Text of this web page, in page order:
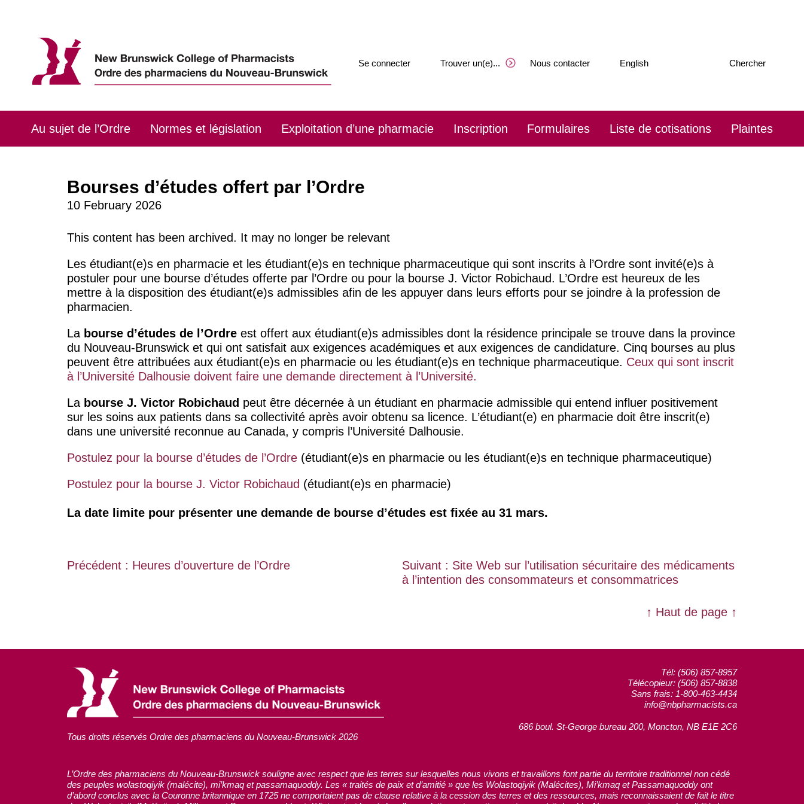
content
Se connecter Trouver un(e)... Nous contacter English
Passez
afficher
barre
de
Chercher
Au sujet de l’Ordre Normes et législation Exploitation d’une pharmacie Inscription Formulaires Liste de cotisations Plaintes
Bourses d’études offert par l’Ordre
10 February 2026
This content has been archived. It may no longer be relevant
Les étudiant(e)s en pharmacie et les étudiant(e)s en technique pharmaceutique qui sont inscrits à l’Ordre sont invité(e)s à
postuler pour une bourse d’études offerte par l’Ordre ou pour la bourse J. Victor Robichaud. L’Ordre est heureux de les
mettre à la disposition des étudiant(e)s admissibles afin de les appuyer dans leurs efforts pour se joindre à la profession de
pharmacien.
La bourse d’études de l’Ordre est offert aux étudiant(e)s admissibles dont la résidence principale se trouve dans la province
du Nouveau-Brunswick et qui ont satisfait aux exigences académiques et aux exigences de candidature. Cinq bourses au plus
peuvent être attribuées aux étudiant(e)s en pharmacie ou les étudiant(e)s en technique pharmaceutique. Ceux qui sont inscrit
à l’Université Dalhousie doivent faire une demande directement à l’Université.
La bourse J. Victor Robichaud peut être décernée à un étudiant en pharmacie admissible qui entend influer positivement
sur les soins aux patients dans sa collectivité après avoir obtenu sa licence. L’étudiant(e) en pharmacie doit être inscrit(e)
dans une université reconnue au Canada, y compris l’Université Dalhousie.
Postulez pour la bourse d’études de l’Ordre(étudiant(e)s en pharmacie ou les étudiant(e)s en technique pharmaceutique)
Postulez pour la bourse J. Victor Robichaud (étudiant(e)s en pharmacie)
La date limite pour présenter une demande de bourse d’études est fixée au 31 mars.
Post
Précédent : Heures d’ouverture de l’Ordre Suivant : Site Web sur l’utilisation sécuritaire des médicaments
à l’intention des consommateurs et consommatrices
↑ Haut de page ↑
Tous droits réservés Ordre des pharmaciens du Nouveau-Brunswick 2026
Tél: (506) 857-8957
Télécopieur: (506) 857-8838
Sans frais: 1-800-463-4434
info@nbpharmacists.ca
686 boul. St-George bureau 200, Moncton, NB E1E 2C6
L’Ordre des pharmaciens du Nouveau-Brunswick souligne avec respect que les terres sur lesquelles nous vivons et travaillons font partie du territoire traditionnel non cédé
des peuples wolastoqiyik (malécite), mi’kmaq et passamaquoddy. Les « traités de paix et d’amitié » que les Wolastoqiyik (Malécites), Mi’kmaq et Passamaquoddy ont
d’abord conclus avec la Couronne britannique en 1725 ne comportaient pas de clause relative à la cession des terres et des ressources, mais reconnaissaient de fait le titre